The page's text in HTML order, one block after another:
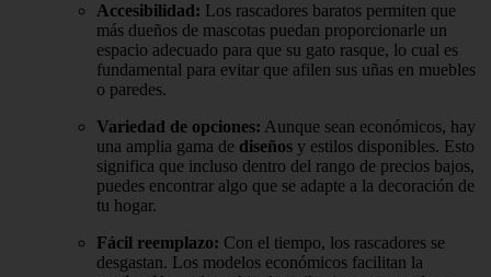
Accesibilidad: Los rascadores baratos permiten que
más dueños de mascotas puedan proporcionarle un
espacio adecuado para que su gato rasque, lo cual es
fundamental para evitar que afilen sus uñas en muebles
o paredes.
Variedad de opciones: Aunque sean económicos, hay
una amplia gama de diseños y estilos disponibles. Esto
significa que incluso dentro del rango de precios bajos,
puedes encontrar algo que se adapte a la decoración de
tu hogar.
Fácil reemplazo: Con el tiempo, los rascadores se
desgastan. Los modelos económicos facilitan la